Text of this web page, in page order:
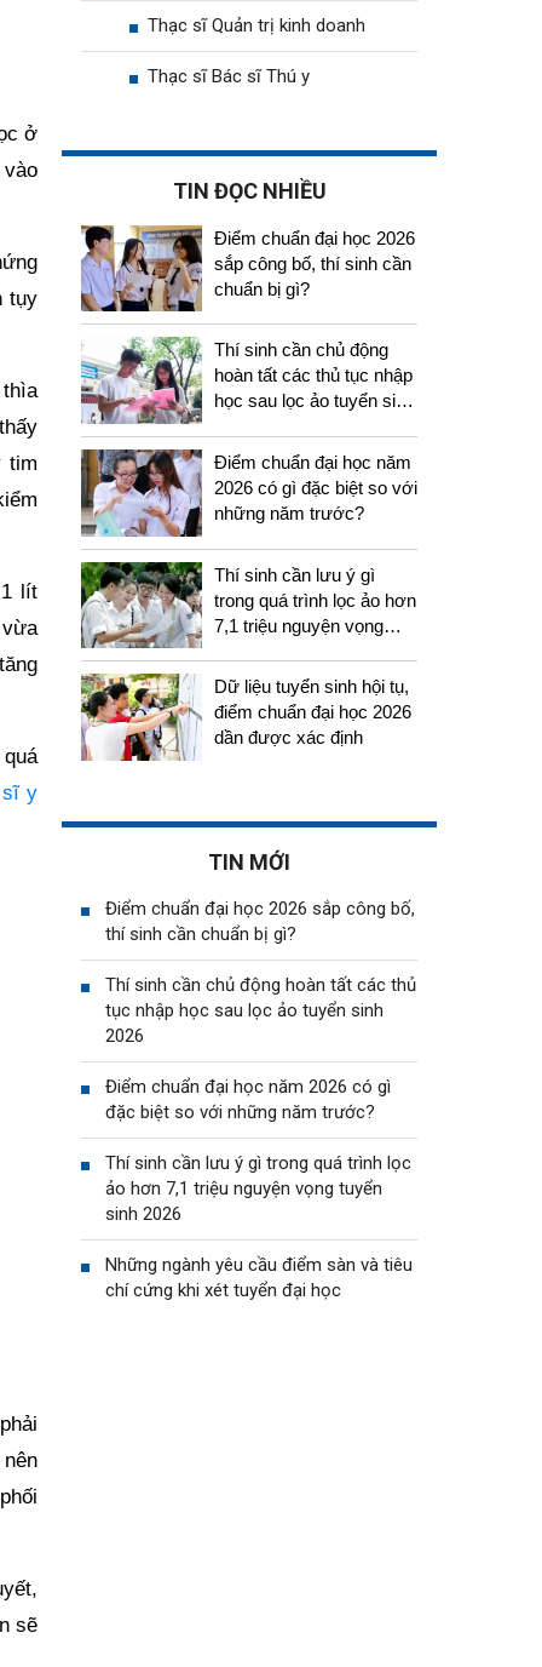
ở
tụy
tim
lít
sĩ y
sẽ
Thạc sĩ Quản trị kinh doanh
Thạc sĩ Bác sĩ Thú y
TIN ĐỌC NHIỀU
Điểm chuẩn đại học 2026
sắp công bố, thí sinh cần
chuẩn bị gì?
Thí sinh cần chủ động
hoàn tất các thủ tục nhập
học sau lọc ảo tuyển sinh
Điểm chuẩn đại học năm
2026 có gì đặc biệt so với
những năm trước?
Thí sinh cần lưu ý gì
trong quá trình lọc ảo hơn
7,1 triệu nguyện vọng
Dữ liệu tuyển sinh hội tụ,
điểm chuẩn đại học 2026
dần được xác định
TIN MỚI
Điểm chuẩn đại học 2026 sắp công bố,
thí sinh cần chuẩn bị gì?
Thí sinh cần chủ động hoàn tất các thủ
tục nhập học sau lọc ảo tuyển sinh
2026
Điểm chuẩn đại học năm 2026 có gì
đặc biệt so với những năm trước?
Thí sinh cần lưu ý gì trong quá trình lọc
ảo hơn 7,1 triệu nguyện vọng tuyển
sinh 2026
Những ngành yêu cầu điểm sàn và tiêu
chí cứng khi xét tuyển đại học